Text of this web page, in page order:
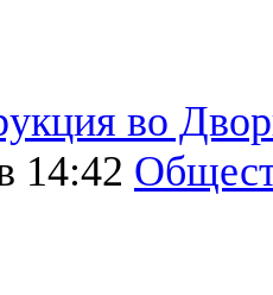
во
14:42